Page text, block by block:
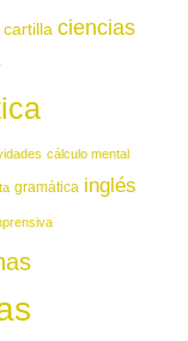
cartilla ciencias
cálculo mental
gramática inglés